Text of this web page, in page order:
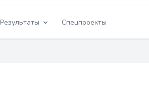
Результаты Спецпроекты